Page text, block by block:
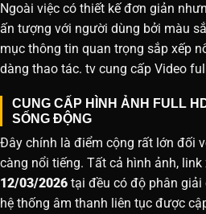
Ngoài việc có thiết kế đơn giản
ấn tượng với người dùng bởi màu
mục thông tin quan trọng sắp xếp
dàng thao tác. tv cung cấp Video
CUNG CẤP HÌNH ẢNH FULL
SỐNG ĐỘNG
Đây chính là điểm cộng rất lớn đối
càng nổi tiếng. Tất cả hình ảnh, link
12/03/2026 tại đều có độ phân giải
hệ thống âm thanh liên tục được